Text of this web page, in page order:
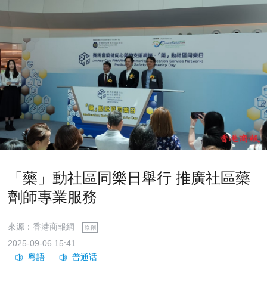
「藥」動社區同樂日舉行 推廣社區藥
劑師專業服務
來源：香港商報網 原創
2025-09-06 15:41